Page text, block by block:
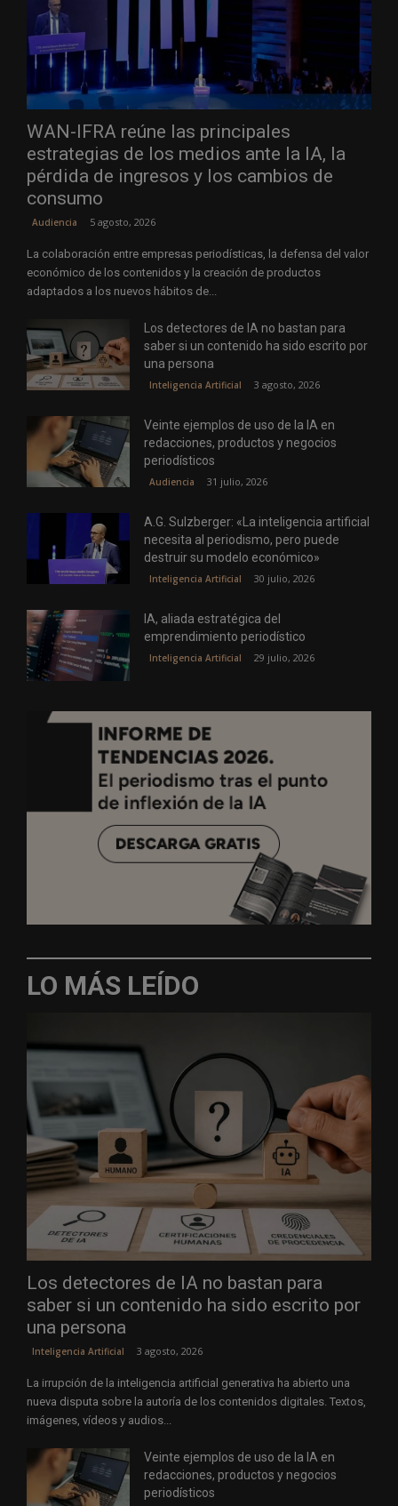
WAN-IFRA reúne las principales
estrategias de los medios ante la IA, la
pérdida de ingresos y los cambios de
consumo
Audiencia 5 agosto, 2026
La colaboración entre empresas periodísticas, la defensa del valor
económico de los contenidos y la creación de productos
adaptados a los nuevos hábitos de...
Los detectores de IA no bastan para
saber si un contenido ha sido escrito por
una persona
Inteligencia Artificial 3 agosto, 2026
Veinte ejemplos de uso de la IA en
redacciones, productos y negocios
periodísticos
Audiencia 31 julio, 2026
A.G. Sulzberger: «La inteligencia artificial
necesita al periodismo, pero puede
destruir su modelo económico»
Inteligencia Artificial 30 julio, 2026
IA, aliada estratégica del
emprendimiento periodístico
Inteligencia Artificial 29 julio, 2026
LO MÁS LEÍDO
Los detectores de IA no bastan para
saber si un contenido ha sido escrito por
una persona
Inteligencia Artificial 3 agosto, 2026
La irrupción de la inteligencia artificial generativa ha abierto una
nueva disputa sobre la autoría de los contenidos digitales. Textos,
imágenes, vídeos y audios...
Veinte ejemplos de uso de la IA en
redacciones, productos y negocios
periodísticos